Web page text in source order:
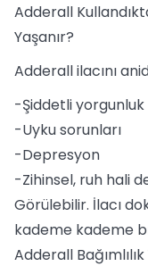
Adderall
Yaşanır?
Adderall ilacını
-Şiddetli yorgunluk
-Uyku sorunları
-Depresyon
-Zihinsel, ruh hali
Görülebilir. İlacı
kademe kademe
Adderall